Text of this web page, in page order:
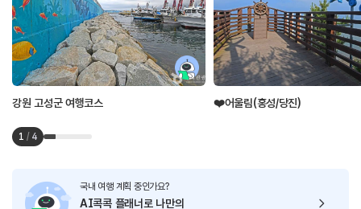
강원 고성군 여행코스 ❤️어울림(홍성/당진)
1 / 4
국내 여행 계획 중인가요?
AI콕콕 플래너로 나만의